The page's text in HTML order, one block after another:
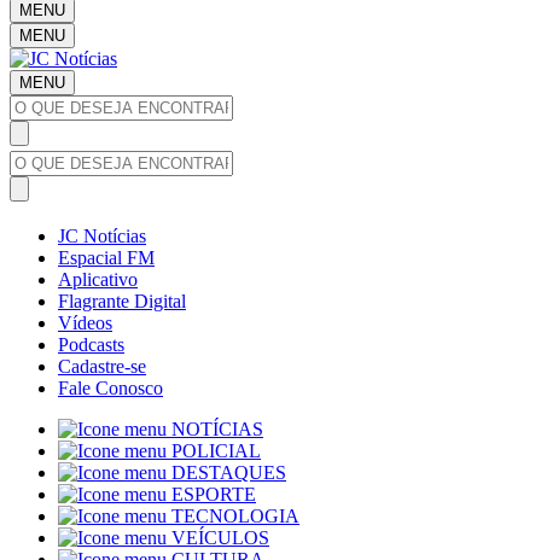
MENU
MENU
MENU
JC Notícias
Espacial FM
Aplicativo
Flagrante Digital
Vídeos
Podcasts
Cadastre-se
Fale Conosco
NOTÍCIAS
POLICIAL
DESTAQUES
ESPORTE
TECNOLOGIA
VEÍCULOS